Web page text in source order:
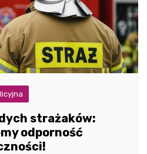
strażaków:
odporność